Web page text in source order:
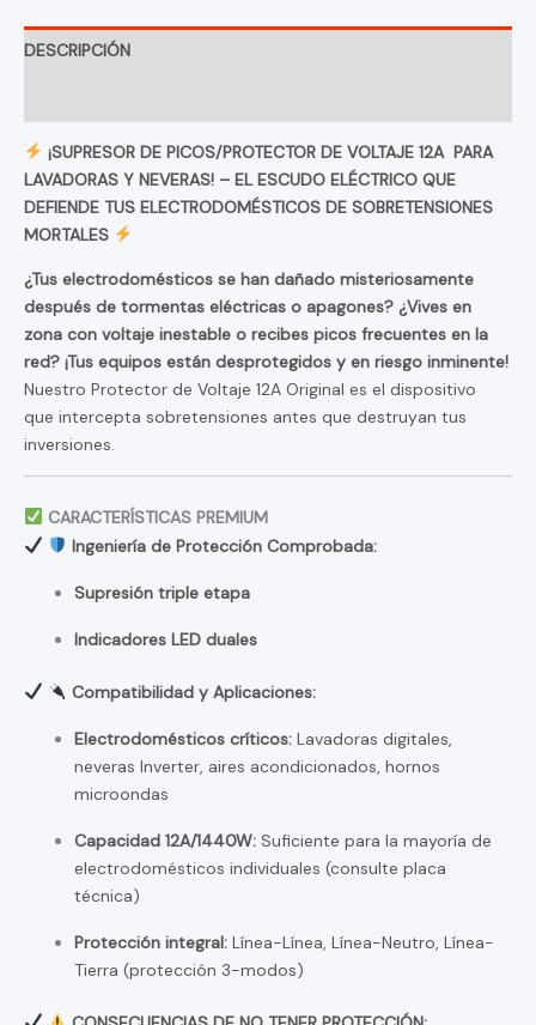
DESCRIPCIÓN
¡SUPRESOR DE PICOS/PROTECTOR DE VOLTAJE 12A PARA
LAVADORAS Y NEVERAS! – EL ESCUDO ELÉCTRICO QUE
DEFIENDE TUS ELECTRODOMÉSTICOS DE SOBRETENSIONES
MORTALES
¿Tus electrodomésticos se han dañado misteriosamente
después de tormentas eléctricas o apagones? ¿Vives en
zona con voltaje inestable o recibes picos frecuentes en la
red? ¡Tus equipos están desprotegidos y en riesgo inminente!
Nuestro Protector de Voltaje 12A Original es el dispositivo
que intercepta sobretensiones antes que destruyan tus
inversiones.
CARACTERÍSTICAS PREMIUM
Ingeniería de Protección Comprobada:
Supresión triple etapa
Indicadores LED duales
Compatibilidad y Aplicaciones:
Electrodomésticos críticos: Lavadoras digitales,
neveras Inverter, aires acondicionados, hornos
microondas
Capacidad 12A/1440W: Suficiente para la mayoría de
electrodomésticos individuales (consulte placa
técnica)
Protección integral: Línea-Línea, Línea-Neutro, Línea-
Tierra (protección 3-modos)